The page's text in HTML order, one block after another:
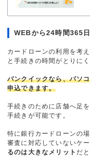
WEBから24時間365
カードローンの利用を考
と手続きの時間がとりに
バンクイックなら、パソ
申込できます。
手続きのために店舗へ足
手続きが可能です。
特に銀行カードローンの
審査に対応していないケ
るのは大きなメリット だ